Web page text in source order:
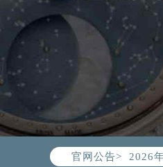
官网公告>
2026
2026
积家